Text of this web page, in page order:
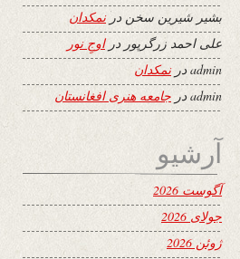
بشیر شیرین سخن درنمکدان
علی احمد زرگرپور دراوجِ نور
adminدرنمکدان
admin در جامعه هنری افغانستان
آرشیو
آگوست 2026
جولای 2026
ژوئن 2026